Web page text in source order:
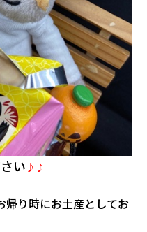
い ♪♪
り時にお土産としてお